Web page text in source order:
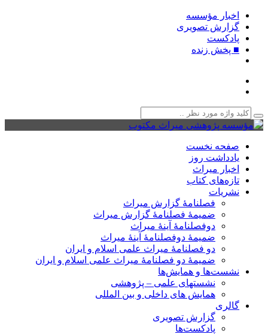
اخبار مؤسسه
گزارش تصویری
پادکست‌
■ پخش زنده
صفحه نخست
یادداشت روز
اخبار میراث
تازه‌های کتاب
نشریات
فصلنامۀ گزارش میراث
ضمیمۀ فصلنامۀ گزارش میراث
دوفصلنامۀ آینۀ میراث
ضمیمۀ دوفصلنامۀ آینۀ میراث
دو فصلنامۀ میراث علمی اسلام و ایران
ضمیمۀ دو فصلنامۀ میراث علمی اسلام و ایران
نشست‌ها و همایش‌ها
نشستهای علمی – پژوهشی
همایش های داخلی و بین المللی
گالری
گزارش تصویری
پادکست‌ها